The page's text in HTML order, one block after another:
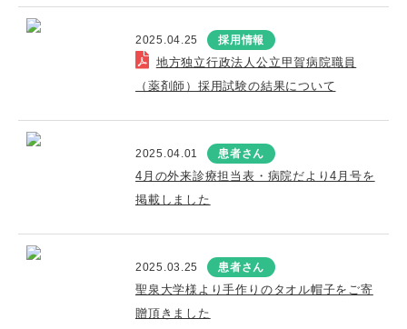
2025.04.25 採用情報
地方独立行政法人公立甲賀病院職員
（薬剤師）採用試験の結果について
2025.04.01 患者さん
4月の外来診療担当表・病院だより4月号を
掲載しました
2025.03.25 患者さん
聖泉大学様より手作りのタオル帽子をご寄
贈頂きました